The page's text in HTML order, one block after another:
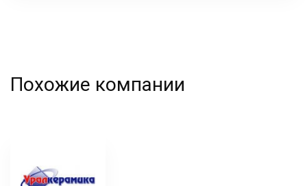
Похожие компании